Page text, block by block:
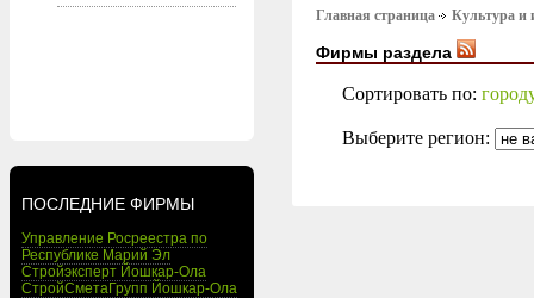
ПОСЛЕДНИЕ ФИРМЫ
Управление Росреестра по
Республике Марий Эл
Стройэксперт Йошкар-Ола
СтройСметаГрупп Йошкар-Ола
Главная страница Культура и
Фирмы раздела
Сортировать по:
Выберите регион: